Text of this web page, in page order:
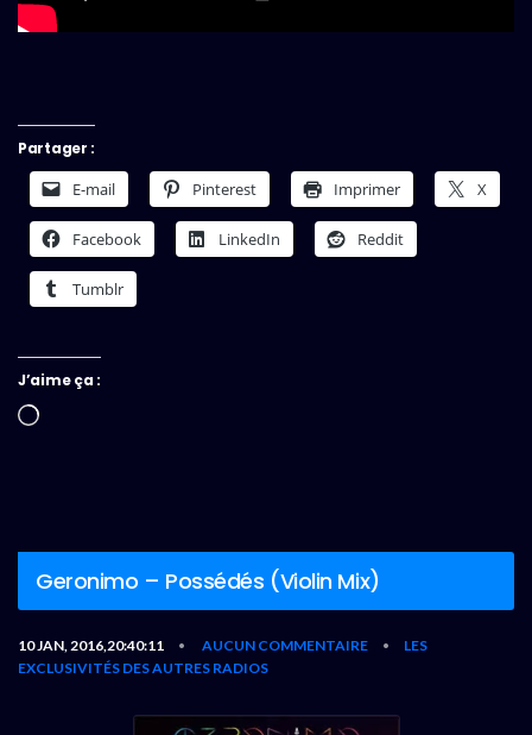
Partager :
E-mail Pinterest Imprimer X
Facebook LinkedIn Reddit
Tumblr
J’aime ça :
Chargement…
Geronimo – Possédés (Violin Mix)
10 JAN, 2016,20:40:11 • AUCUN COMMENTAIRE •
LES
EXCLUSIVITÉS DES AUTRES RADIOS